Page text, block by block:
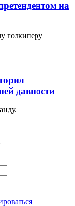
на
голкиперу
давности